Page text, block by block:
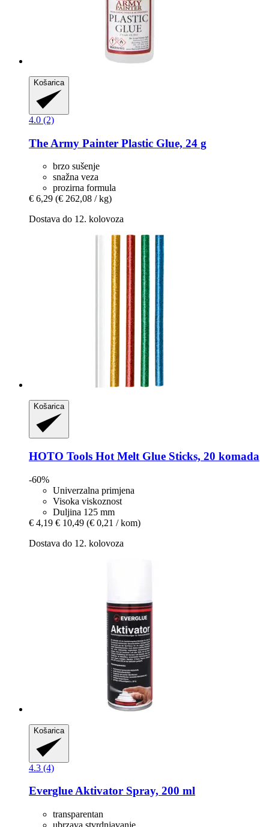
Košarica
4.0 (2)
The Army Painter Plastic Glue, 24 g
brzo sušenje
snažna veza
prozirna formula
€ 6,29 (€ 262,08 / kg)
Dostava do 12. kolovoza
Košarica
HOTO Tools Hot Melt Glue Sticks, 20 komada
-60%
Univerzalna primjena
Visoka viskoznost
Duljina 125 mm
€ 4,19 € 10,49 (€ 0,21 / kom)
Dostava do 12. kolovoza
Košarica
4.3 (4)
EverglueAktivator Spray, 200 ml
transparentan
ubrzava stvrdnjavanje